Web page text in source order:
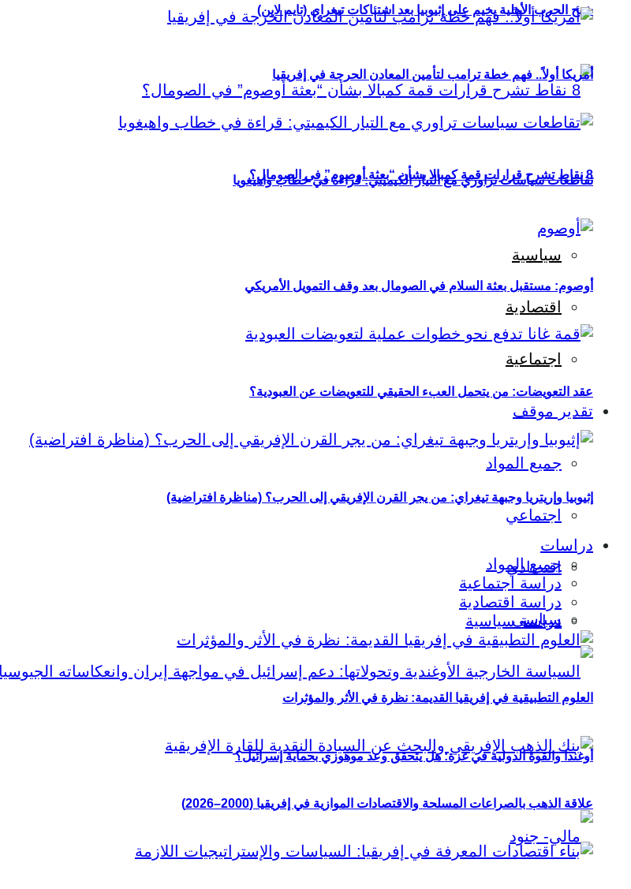
شبح الحرب الأهلية يخيم على إثيوبيا بعد اشتباكات تيغراي (تايم لاين)
8 نقاط تشرح قرارات قمة كمبالا بشأن “بعثة أوصوم” في الصومال؟
سياسية
اقتصادية
اجتماعية
تقدير موقف
جميع المواد
اجتماعي
اقتصادي
سياسي
أوغندا والقوة الدولية في غزة: هل يتحقق وعد موهوزي بحماية إسرائيل؟
أمريكا أولاً.. فهم خطة ترامب لتأمين المعادن الحرجة في إفريقيا
تقاطعات سياسات تراوري مع التيار الكيميتي: قراءة في خطاب واهيغويا
أوصوم: مستقبل بعثة السلام في الصومال بعد وقف التمويل الأمريكي
عقد التعويضات: من يتحمل العبء الحقيقي للتعويضات عن العبودية؟
إثيوبيا وإريتريا وجبهة تيغراي: من يجر القرن الإفريقي إلى الحرب؟ (مناظرة افتراضية)
دراسات
جميع المواد
دراسة اجتماعية
دراسة اقتصادية
دراسة سياسية
العلوم التطبيقية في إفريقيا القديمة: نظرة في الأثر والمؤثرات
علاقة الذهب بالصراعات المسلحة والاقتصادات الموازية في إفريقيا (2000–2026)